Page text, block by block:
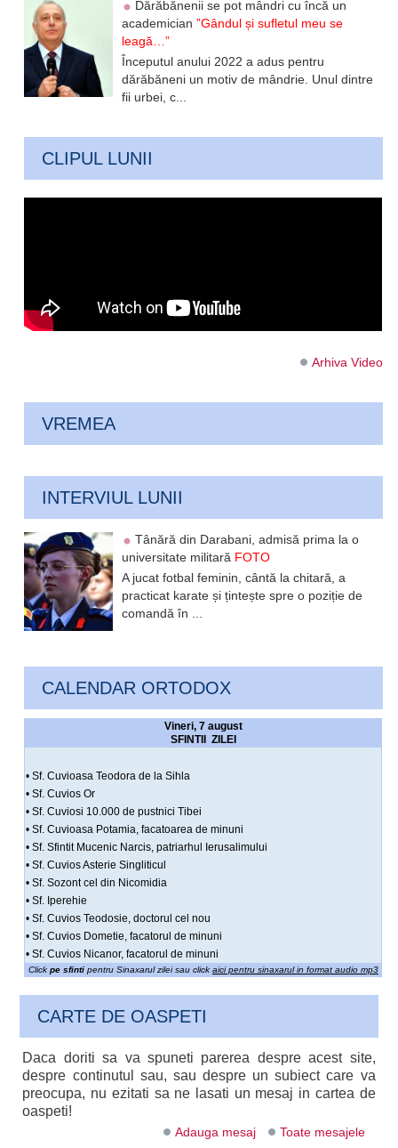
Dărăbănenii se pot mândri cu încă un
academician”Gândul și sufletul meu se
leagă…”
Începutul anului 2022 a adus pentru
dărăbăneni un motiv de mândrie. Unul dintre
fii urbei, c...
CLIPUL LUNII
Arhiva Video
VREMEA
INTERVIUL LUNII
Tânără din Darabani, admisă prima la o
universitate militară FOTO
A jucat fotbal feminin, cântă la chitară, a
practicat karate și țintește spre o poziție de
comandă în ...
CALENDAR ORTODOX
Vineri, 7 august
SFINTII ZILEI
• Sf. Cuvioasa Teodora de la Sihla
• Sf. Cuvios Or
• Sf. Cuviosi 10.000 de pustnici Tibei
• Sf. Cuvioasa Potamia, facatoarea de minuni
• Sf. Sfintit Mucenic Narcis, patriarhul Ierusalimului
• Sf. Cuvios Asterie Singliticul
• Sf. Sozont cel din Nicomidia
• Sf. Iperehie
• Sf. Cuvios Teodosie, doctorul cel nou
• Sf. Cuvios Dometie, facatorul de minuni
• Sf. Cuvios Nicanor, facatorul de minuni
Click pe sfintipentru Sinaxarul zilei sau click aici pentru sinaxarul in format audio mp3
CARTE DE OASPETI
Daca doriti sa va spuneti parerea despre acest site,
despre continutul sau, sau despre un subiect care va
preocupa, nu ezitati sa ne lasati un mesaj in cartea de
oaspeti!
Adauga mesaj Toate mesajele